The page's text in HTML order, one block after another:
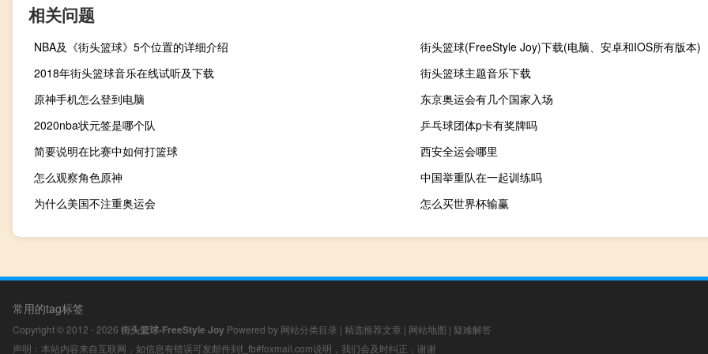
相关问题
NBA及《街头篮球》5个位置的详细介绍
街头篮球(FreeStyle Joy)下载(电脑、安卓和IOS所有版本)
2018年街头篮球音乐在线试听及下载
街头篮球主题音乐下载
原神手机怎么登到电脑
东京奥运会有几个国家入场
2020nba状元签是哪个队
乒乓球团体p卡有奖牌吗
简要说明在比赛中如何打篮球
西安全运会哪里
怎么观察角色原神
中国举重队在一起训练吗
为什么美国不注重奥运会
怎么买世界杯输赢
常用的tag标签
Copyright © 2012 - 2026 街头篮球-FreeStyle Joy Powered by 网站分类目录 | 精选推荐文章 | 网站地图 | 疑难解答
声明：本站内容来自互联网，如信息有错误可发邮件到f_fb#foxmail.com说明，我们会及时纠正，谢谢